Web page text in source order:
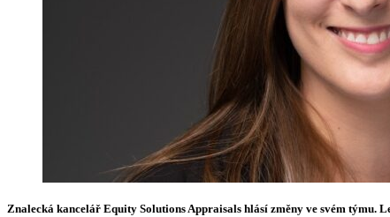
Znalecká kancelář Equity Solutions Appraisals hlásí změny ve svém týmu.